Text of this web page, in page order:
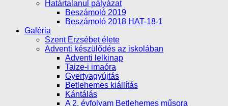
Határtalanul pályázat
Beszámoló 2019
Beszámoló 2018 HAT-18-1
Galéria
Szent Erzsébet élete
Adventi készülődés az iskolában
Adventi lelkinap
Taize-i imaóra
Gyertyagyújtás
Betlehemes kiállítás
Kántálás
A 2. évfolyam Betlehemes műsora